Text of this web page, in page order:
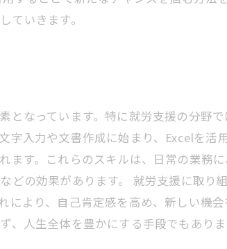
ていきます。
となっています。特に就労支援の分野
字入力や文書作成に始まり、Excelを
ます。これらのスキルは、日常の業務
どの効果があります。 就労支援に取
により、自己肯定感を高め、新しい機
人生全体を豊かにする手段でもありま